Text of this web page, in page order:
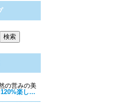
の営みの美
夏祭り・花火大会を120%楽しむための豆知識＆浴衣術！